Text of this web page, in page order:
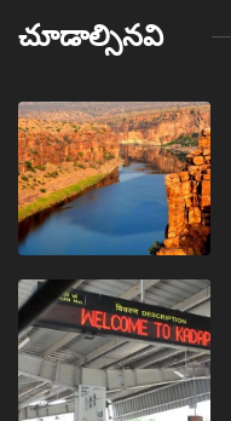
చూడాల్సినవి